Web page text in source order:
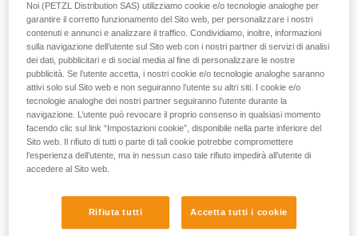
Noi (PETZL Distribution SAS) utilizziamo cookie e/o tecnologie analoghe per
garantire il corretto funzionamento del Sito web, per personalizzare i nostri
contenuti e annunci e analizzare il traffico. Condividiamo, inoltre, informazioni
sulla navigazione dell’utente sul Sito web con i nostri partner di servizi di analisi
dei dati, pubblicitari e di social media al fine di personalizzare le nostre
pubblicità. Se l’utente accetta, i nostri cookie e/o tecnologie analoghe saranno
attivi solo sul Sito web e non seguiranno l’utente su altri siti. I cookie e/o
tecnologie analoghe dei nostri partner seguiranno l’utente durante la
navigazione. L’utente può revocare il proprio consenso in qualsiasi momento
facendo clic sul link “Impostazioni cookie”, disponibile nella parte inferiore del
Sito web. Il rifiuto di tutti o parte di tali cookie potrebbe compromettere
l’esperienza dell’utente, ma in nessun caso tale rifiuto impedirà all’utente di
accedere al Sito web.
Rifiuta tutti Accetta tutti i cookie